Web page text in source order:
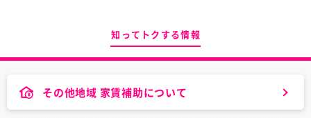
知ってトクする情報
その他地域 家賃補助について